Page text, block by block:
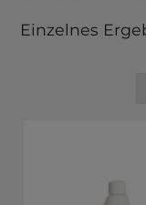
Einzelnes